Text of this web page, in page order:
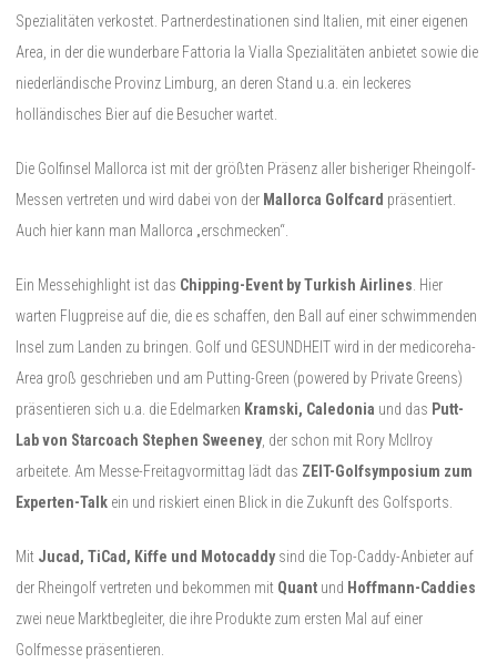
Spezialitäten verkostet. Partnerdestinationen sind Italien, mit einer eigenen
Area, in der die wunderbare Fattoria la Vialla Spezialitäten anbietet sowie die
niederländische Provinz Limburg, an deren Stand u.a. ein leckeres
holländisches Bier auf die Besucher wartet.
Die Golfinsel Mallorca ist mit der größten Präsenz aller bisheriger Rheingolf-
Messen vertreten und wird dabei von der Mallorca Golfcard präsentiert.
Auch hier kann man Mallorca „erschmecken“.
Ein Messehighlight ist das Chipping-Event by Turkish Airlines . Hier
warten Flugpreise auf die, die es schaffen, den Ball auf einer schwimmenden
Insel zum Landen zu bringen. Golf und GESUNDHEIT wird in der medicoreha-
Area groß geschrieben und am Putting-Green (powered by Private Greens)
präsentieren sich u.a. die Edelmarken Kramski, Caledonia und das Putt-
Lab von Starcoach Stephen Sweeney , der schon mit Rory McIlroy
arbeitete. Am Messe-Freitagvormittag lädt das ZEIT-Golfsymposium zum
Experten-Talk ein und riskiert einen Blick in die Zukunft des Golfsports.
Mit Jucad, TiCad, Kiffe und Motocaddy sind die Top-Caddy-Anbieter auf
der Rheingolf vertreten und bekommen mit Quant und Hoffmann-Caddies
zwei neue Marktbegleiter, die ihre Produkte zum ersten Mal auf einer
Golfmesse präsentieren.